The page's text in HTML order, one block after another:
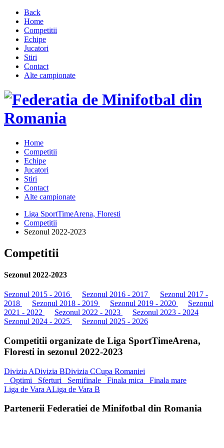
Back
Home
Competitii
Echipe
Jucatori
Stiri
Contact
Alte campionate
Home
Competitii
Echipe
Jucatori
Stiri
Contact
Alte campionate
Liga SportTimeArena, Floresti
Competitii
Sezonul 2022-2023
Competitii
Sezonul 2022-2023
Sezonul 2015 - 2016 Sezonul 2016 - 2017
Sezonul 2017 -
2018
Sezonul 2018 - 2019 Sezonul 2019 - 2020
Sezonul
2021 - 2022
Sezonul 2022 - 2023
Sezonul 2023 - 2024
Sezonul 2024 - 2025
Sezonul 2025 - 2026
Competitii organizate de Liga SportTimeArena,
Floresti in sezonul 2022-2023
Divizia ADivizia BDivizia CCupa Romaniei
Optimi Sferturi Semifinale Finala mica Finala mare
Liga de Vara ALiga de Vara B
Partenerii Federatiei de Minifotbal din Romania